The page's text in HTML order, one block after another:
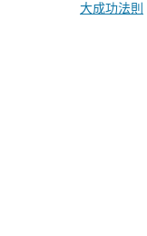
大成功法則